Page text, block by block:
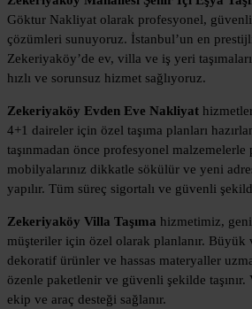
Göktur Nakliyat olarak profesyonel, güvenli
çözümleri sunuyoruz. İstanbul’un en
Zekeriyaköy’de ev, villa ve iş yeri
hızlı ve sorunsuz hizmet sağlıyoruz.
Zekeriyaköy Evden Eve Nakliyat
4+1 daireler için özel taşıma planları
taşınmadan önce profesyonel malzemelerle
mobilyalarınız dikkatle sökülür ve yeni
yapılır. Tüm süreç sigortalı ve güvenli
Zekeriyaköy Villa Taşıma hizmetimiz,
müşteriler için özel olarak planlanır. Büyük
dekoratif ürünler ve hassas materyaller
özenle paketlenir ve güvenli şekilde taşınır.
ekip ve araç desteği sağlanır.